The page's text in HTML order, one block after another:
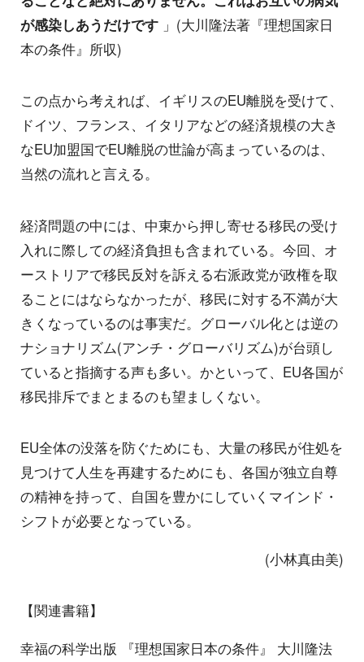
が感染しあうだけです 」(大川隆法著『理想国家日
本の条件』所収)
この点から考えれば、イギリスのEU離脱を受けて、
ドイツ、フランス、イタリアなどの経済規模の大き
なEU加盟国でEU離脱の世論が高まっているのは、
当然の流れと言える。
経済問題の中には、中東から押し寄せる移民の受け
入れに際しての経済負担も含まれている。今回、オ
ーストリアで移民反対を訴える右派政党が政権を取
ることにはならなかったが、移民に対する不満が大
きくなっているのは事実だ。グローバル化とは逆の
ナショナリズム(アンチ・グローバリズム)が台頭し
ていると指摘する声も多い。かといって、EU各国が
移民排斥でまとまるのも望ましくない。
EU全体の没落を防ぐためにも、大量の移民が住処を
見つけて人生を再建するためにも、各国が独立自尊
の精神を持って、自国を豊かにしていくマインド・
シフトが必要となっている。
(小林真由美)
【関連書籍】
幸福の科学出版 『理想国家日本の条件』 大川隆法